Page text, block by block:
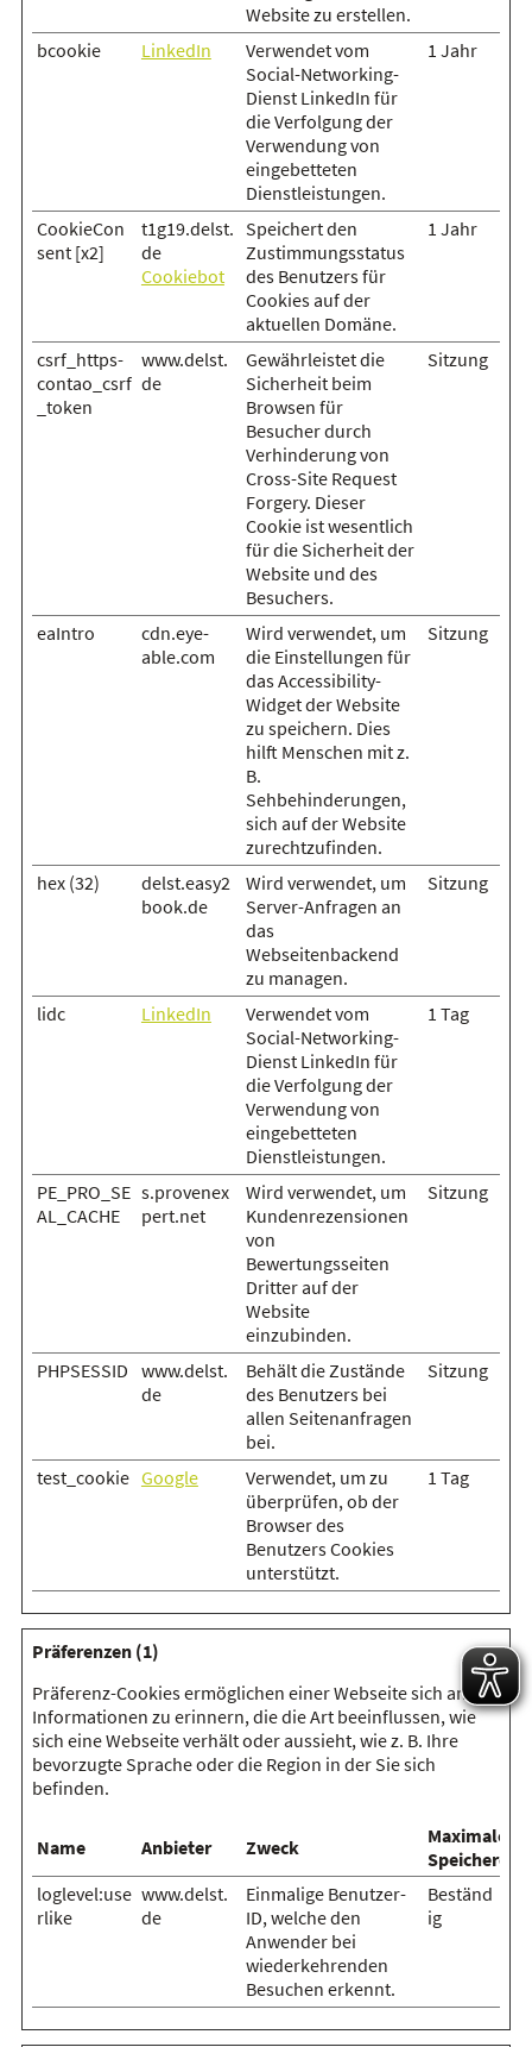
Website zu erstellen.
bcookie
LinkedIn
Verwendet vom
Social-Networking-
Dienst LinkedIn für
die Verfolgung der
Verwendung von
eingebetteten
Dienstleistungen.
1 Jahr
CookieCon
sent [x2]
t1g19.delst.
de
Cookiebot
Speichert den
Zustimmungsstatus
des Benutzers für
Cookies auf der
aktuellen Domäne.
1 Jahr
csrf_https-
contao_csrf
_token
www.delst.
de
Gewährleistet die
Sicherheit beim
Browsen für
Besucher durch
Verhinderung von
Cross-Site Request
Forgery. Dieser
Cookie ist wesentlich
für die Sicherheit der
Website und des
Besuchers.
Sitzung
eaIntro
cdn.eye-
able.com
Wird verwendet, um
die Einstellungen für
das Accessibility-
Widget der Website
zu speichern. Dies
hilft Menschen mit z.
B.
Sehbehinderungen,
sich auf der Website
zurechtzufinden.
Sitzung
hex (32)
delst.easy2
book.de
Wird verwendet, um
Server-Anfragen an
das
Webseitenbackend
zu managen.
Sitzung
lidc LinkedIn
Verwendet vom
Social-Networking-
Dienst LinkedIn für
die Verfolgung der
Verwendung von
eingebetteten
Dienstleistungen.
1 Tag
PE_PRO_SE
AL_CACHE
s.provenex
pert.net
Wird verwendet, um
Kundenrezensionen
von
Bewertungsseiten
Dritter auf der
Website
einzubinden.
Sitzung
PHPSESSID www.delst.
de
Behält die Zustände
des Benutzers bei
allen Seitenanfragen
bei.
Sitzung
test_cookie Google
Verwendet, um zu
überprüfen, ob der
Browser des
Benutzers Cookies
unterstützt.
1 Tag
Präferenzen (1)
Präferenz-Cookies ermöglichen einer Webseite sich an
Informationen zu erinnern, die die Art beeinflussen, wie
sich eine Webseite verhält oder aussieht, wie z. B. Ihre
bevorzugte Sprache oder die Region in der Sie sich
befinden.
Name Anbieter Zweck
Maximale
loglevel:use
rlike
www.delst.
de
Einmalige Benutzer-
ID, welche den
Anwender bei
wiederkehrenden
Besuchen erkennt.
Beständ
ig